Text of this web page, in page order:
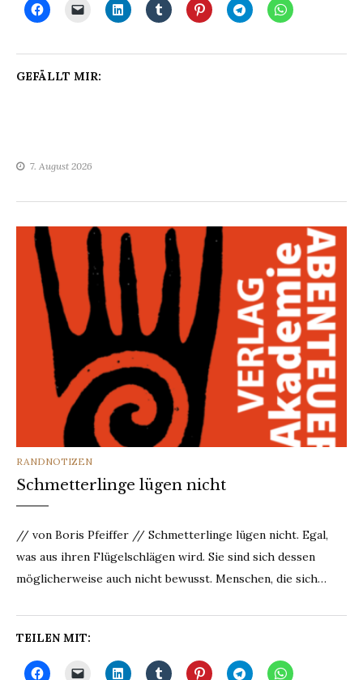
GEFÄLLT MIR:
7. August 2026
CATEGORIES
RANDNOTIZEN
Schmetterlinge lügen nicht
// von Boris Pfeiffer // Schmetterlinge lügen nicht. Egal,
was aus ihren Flügelschlägen wird. Sie sind sich dessen
möglicherweise auch nicht bewusst. Menschen, die sich…
TEILEN MIT: